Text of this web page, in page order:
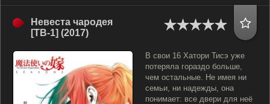
Невеста чародея
[ТВ-1] (2017)
В свои 16 Хатори Тисэ уже
потеряла гораздо больше,
чем остальные. Не имея ни
семьи, ни надежды, она
понимает: все двери для неё